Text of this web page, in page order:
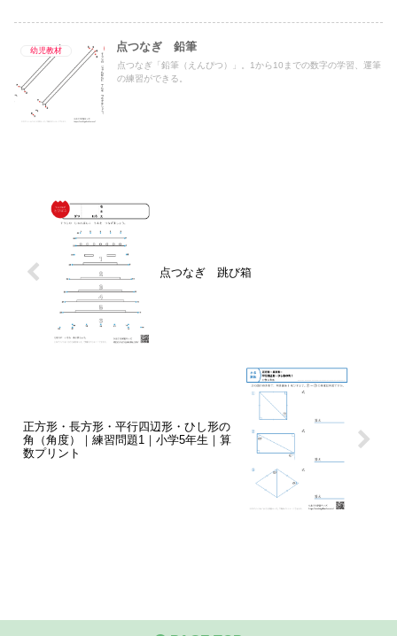
幼児教材 点つなぎ 鉛筆
点つなぎ「鉛筆（えんぴつ）」。1から10までの数字の学習、運筆
の練習ができる。
点つなぎ 跳び箱
正方形・長方形・平行四辺形・ひし形の
角（角度）｜練習問題1｜小学5年生｜算
数プリント